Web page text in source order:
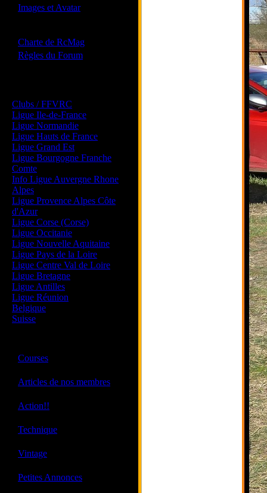
Images et Avatar
Charte de RcMag
Règles du Forum
Clubs / FFVRC
Ligue Ile-de-France
Ligue Normandie
Ligue Hauts de France
Ligue Grand Est
Ligue Bourgogne Franche
Comte
Info Ligue Auvergne Rhone
Alpes
Ligue Provence Alpes Côte
d'Azur
Ligue Corse (Corse)
Ligue Occitanie
Ligue Nouvelle Aquitaine
Ligue Pays de la Loire
Ligue Centre Val de Loire
Ligue Bretagne
Ligue Antilles
Ligue Réunion
Belgique
Suisse
Courses
Articles de nos membres
Action!!
Technique
Vintage
Petites Annonces